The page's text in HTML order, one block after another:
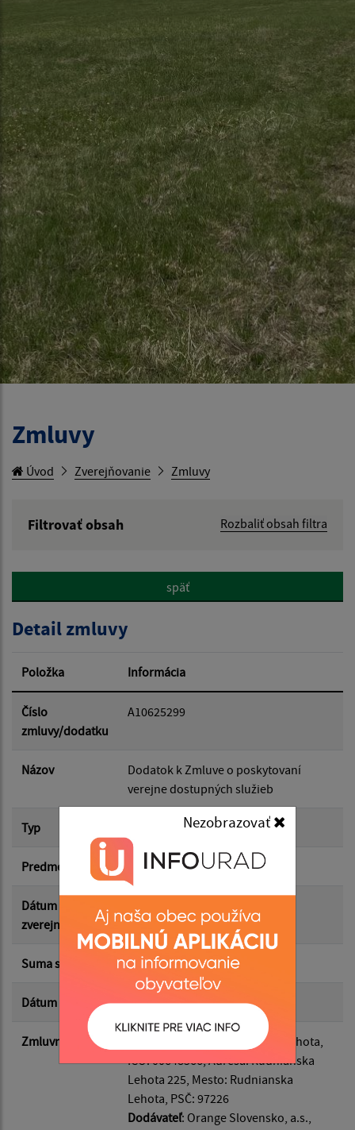
Nezobrazovať
Zmluvy
Úvod Zverejňovanie Zmluvy
Filtrovať obsah
Rozbaliť obsah filtra
Hľadať v:
Dátum od:
Dátum do:
Suma od:
Suma do:
Typ:
Filtrovať Reset
späť
Detail zmluvy
Položka Informácia
Číslo
zmluvy/dodatku
A10625299
Názov
Dodatok k Zmluve o poskytovaní
verejne dostupných služieb
Typ Hlavná zmluva
Predmet Aktivácia ďaľších služieb
Dátum
zverejnenia
Suma s DPH* 0.00 €
Dátum uzavretia 13.05.2026
Zmluvná strana
: Obec Rudnianska Lehota,
IČO: 00648566, Adresa: Rudnianska
Lehota 225, Mesto: Rudnianska
Lehota, PSČ: 97226
Dodávateľ: Orange Slovensko, a.s.,